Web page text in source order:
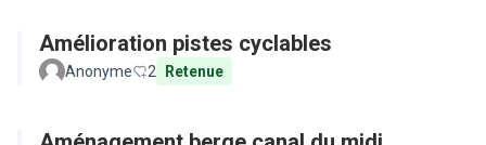
Amélioration pistes cyclables
Anonyme 2 Retenue